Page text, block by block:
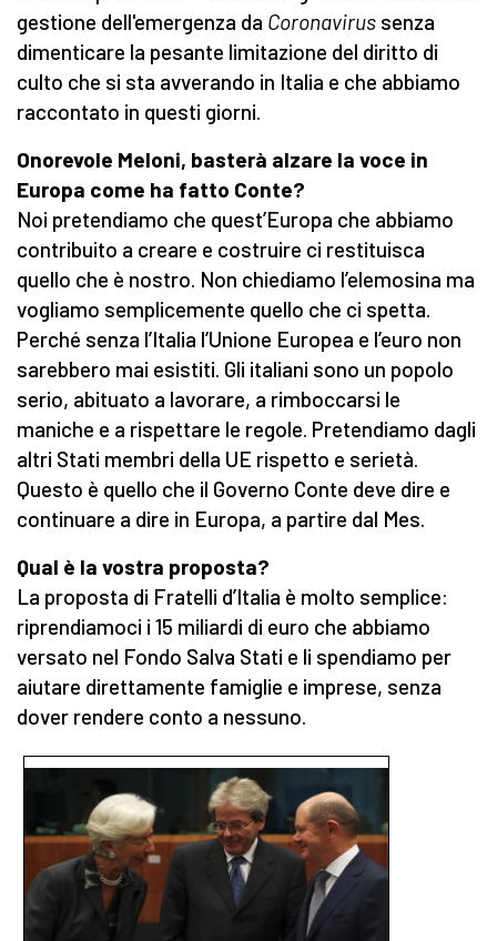
gestione dell'emergenza da Coronavirus senza
dimenticare la pesante limitazione del diritto di
culto che si sta avverando in Italia e che abbiamo
raccontato in questi giorni.
Onorevole Meloni, basterà alzare la voce in
Europa come ha fatto Conte?
Noi pretendiamo che quest’Europa che abbiamo
contribuito a creare e costruire ci restituisca
quello che è nostro. Non chiediamo l’elemosina ma
vogliamo semplicemente quello che ci spetta.
Perché senza l’Italia l’Unione Europea e l’euro non
sarebbero mai esistiti. Gli italiani sono un popolo
serio, abituato a lavorare, a rimboccarsi le
maniche e a rispettare le regole. Pretendiamo dagli
altri Stati membri della UE rispetto e serietà.
Questo è quello che il Governo Conte deve dire e
continuare a dire in Europa, a partire dal Mes.
Qual è la vostra proposta?
La proposta di Fratelli d’Italia è molto semplice:
riprendiamoci i 15 miliardi di euro che abbiamo
versato nel Fondo Salva Stati e li spendiamo per
aiutare direttamente famiglie e imprese, senza
dover rendere conto a nessuno.